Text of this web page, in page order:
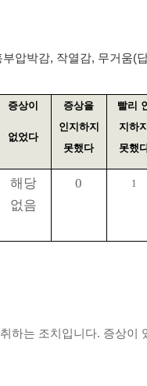
부압박감, 작열감, 무거움(
증상이
없었다
증상을
인지하지
못했다
빨리 인
지하지
못했
해당
없음
0 1
하는 조치입니다. 증상이